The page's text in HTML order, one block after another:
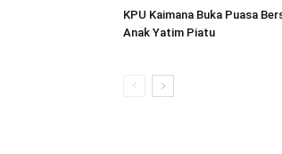
KPU Kaimana Buka Puasa
Anak Yatim Piatu